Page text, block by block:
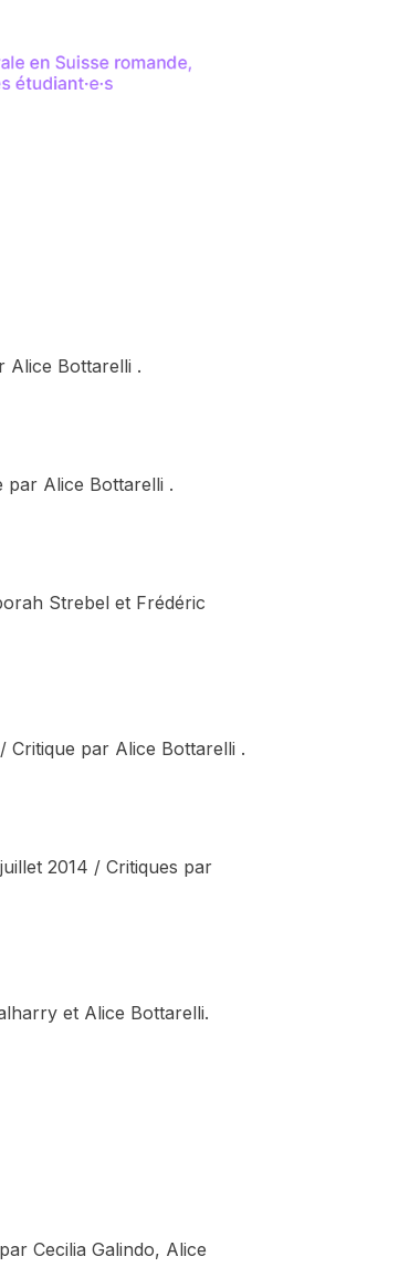
Alice Bottarelli .
par Alice Bottarelli .
Strebel et Frédéric
Critique par Alice Bottarelli .
2014 / Critiques par
et Alice Bottarelli.
Cecilia Galindo, Alice